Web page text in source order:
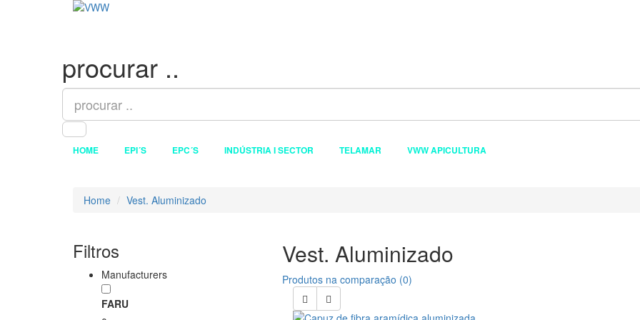
procurar ..
HOME EPI´S EPC´S INDÚSTRIA I SECTOR TELAMAR VWW APICULTURA
Home Vest. Aluminizado
Filtros
Manufacturers
FARU
Vest. Aluminizado
Produtos na comparação (0)